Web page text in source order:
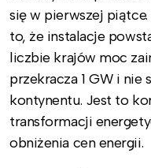
się w pierwszej
to, że instalacje
liczbie krajów moc
przekracza 1 GW i nie
kontynentu. Jest to
transformacji
obniżenia cen energii.